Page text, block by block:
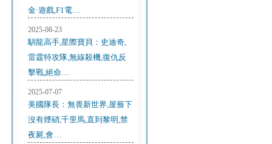
金·遊戲,F1電…
2025-08-23
馴龍高手,星際寶貝：史迪奇,
雷霆特攻隊,無線殺機,復仇反
擊戰,絕命…
2025-07-07
美國隊長：無畏新世界,屋簷下
沒有煙硝,千里馬,直到黎明,禁
夜屍,會…